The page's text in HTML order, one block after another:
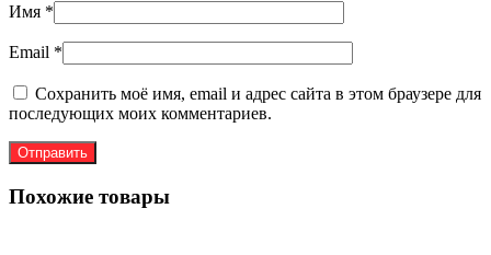
Имя *
Email *
Сохранить моё имя, email и адрес сайта в этом браузере для
последующих моих комментариев.
Похожие товары